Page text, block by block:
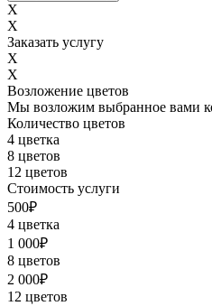
X
X
Заказать услугу
X
X
Возложение цветов
Мы возложим выбранное вами
Количество цветов
4 цветка
8 цветов
12 цветов
Стоимость услуги
500₽
4 цветка
1 000₽
8 цветов
2 000₽
12 цветов